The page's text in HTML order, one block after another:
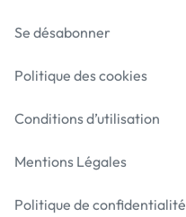
Se désabonner
Politique des cookies
Conditions d’utilisation
Mentions Légales
Politique de confidentialité